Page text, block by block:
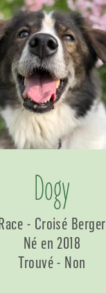
Dogy
- Croisé Berger
Né en 2018
Trouvé - Non